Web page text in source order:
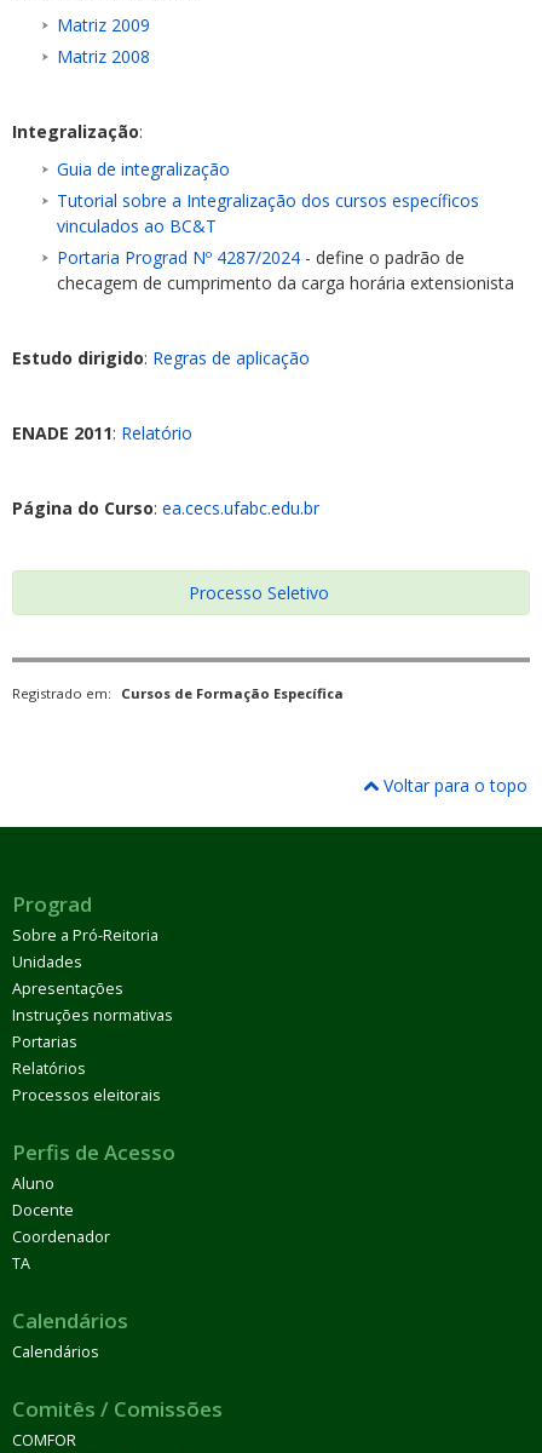
Matriz 2009
Matriz 2008
Integralização:
Guia de integralização
Tutorial sobre a Integralização dos cursos específicos
vinculados ao BC&T
Portaria Prograd Nº 4287/2024 - define o padrão de
checagem de cumprimento da carga horária extensionista
Estudo dirigido: Regras de aplicação
ENADE 2011: Relatório
Página do Curso: ea.cecs.ufabc.edu.br
Processo Seletivo
Registrado em: Cursos de Formação Específica
Voltar para o topo
Prograd
Sobre a Pró-Reitoria
Unidades
Apresentações
Instruções normativas
Portarias
Relatórios
Processos eleitorais
Perfis de Acesso
Aluno
Docente
Coordenador
TA
Calendários
Calendários
Comitês / Comissões
COMFOR